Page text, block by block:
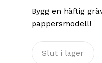
Bygg en häftig
pappersmodell!
Slut i lager